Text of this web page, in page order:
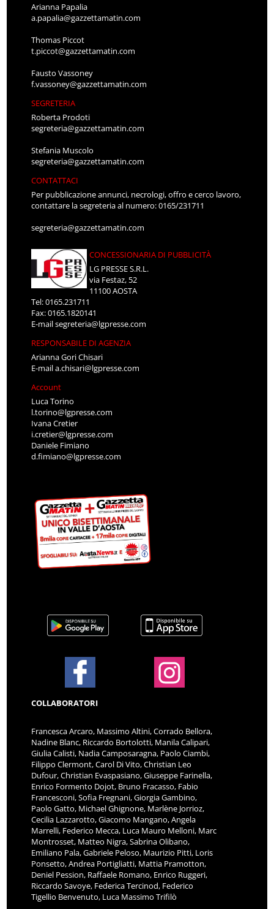
Arianna Papalia
a.papalia@gazzettamatin.com
Thomas Piccot
t.piccot@gazzettamatin.com
Fausto Vassoney
f.vassoney@gazzettamatin.com
SEGRETERIA
Roberta Prodoti
segreteria@gazzettamatin.com
Stefania Muscolo
segreteria@gazzettamatin.com
CONTATTACI
Per pubblicazione annunci, necrologi, offro e cerco lavoro,
contattare la segreteria al numero: 0165/231711
segreteria@gazzettamatin.com
CONCESSIONARIA DI PUBBLICITÀ
LG PRESSE S.R.L.
via Festaz, 52
11100 AOSTA
Tel: 0165.231711
Fax: 0165.1820141
E-mailsegreteria@lgpresse.com
RESPONSABILE DI AGENZIA
Arianna Gori Chisari
E-maila.chisari@lgpresse.com
Account
Luca Torino
l.torino@lgpresse.com
Ivana Cretier
i.cretier@lgpresse.com
Daniele Fimiano
d.fimiano@lgpresse.com
COLLABORATORI
Francesca Arcaro, Massimo Altini, Corrado Bellora,
Nadine Blanc, Riccardo Bortolotti, Manila Calipari,
Giulia Calisti, Nadia Camposaragna, Paolo Ciambi,
Filippo Clermont, Carol Di Vito, Christian Leo
Dufour, Christian Evaspasiano, Giuseppe Farinella,
Enrico Formento Dojot, Bruno Fracasso, Fabio
Francesconi, Sofia Fregnani, Giorgia Gambino,
Paolo Gatto, Michael Ghignone, Marlène Jorrioz,
Cecilia Lazzarotto, Giacomo Mangano, Angela
Marrelli, Federico Mecca, Luca Mauro Melloni, Marc
Montrosset, Matteo Nigra, Sabrina Olibano,
Emiliano Pala, Gabriele Peloso, Maurizio Pitti, Loris
Ponsetto, Andrea Portigliatti, Mattia Pramotton,
Deniel Pession, Raffaele Romano, Enrico Ruggeri,
Riccardo Savoye, Federica Tercinod, Federico
Tigellio Benvenuto, Luca Massimo Trifilò